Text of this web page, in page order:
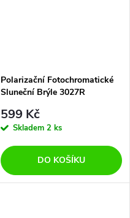
Polarizační Fotochromatické
Sluneční Brýle 3027R
599 Kč
Skladem 2 ks
DO KOŠÍKU